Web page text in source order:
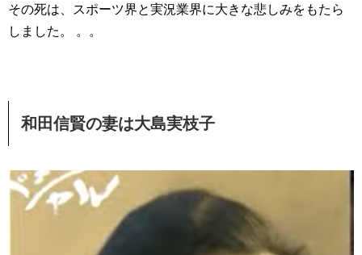
その死は、スポーツ界と実況業界に大きな悲しみをもたら
しました。 。。
和田信賢の妻は大島実枝子